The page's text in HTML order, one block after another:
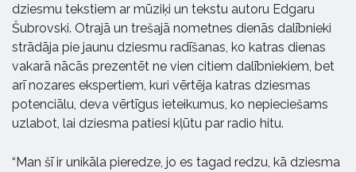
dziesmu tekstiem ar mūziķi un tekstu autoru Edgaru
Šubrovski. Otrajā un trešajā nometnes dienās dalībnieki
strādāja pie jaunu dziesmu radīšanas, ko katras dienas
vakarā nācās prezentēt ne vien citiem dalībniekiem, bet
arī nozares ekspertiem, kuri vērtēja katras dziesmas
potenciālu, deva vērtīgus ieteikumus, ko nepieciešams
uzlabot, lai dziesma patiesi kļūtu par radio hitu.
“Man šī ir unikāla pieredze, jo es tagad redzu, kā dziesma